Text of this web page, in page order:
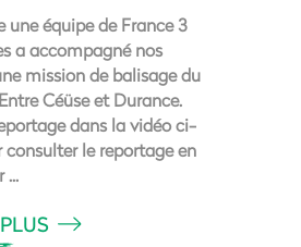
une équipe de France 3
a accompagné nos
mission de balisage du
Céüse et Durance.
dans la vidéo ci-
consulter le reportage en